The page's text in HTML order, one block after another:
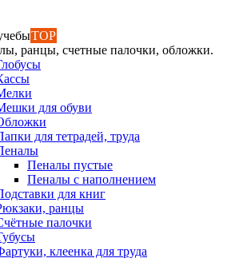
TOP
ранцы, счетные палочки, обложки.
для обуви
для тетрадей, труда
Пеналы пустые
Пеналы с наполнением
для книг
ранцы
палочки
клеенка для труда